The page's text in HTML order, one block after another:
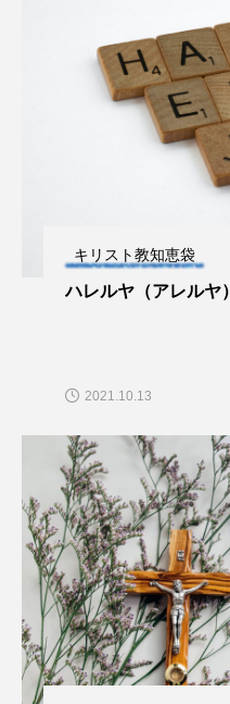
キリスト教知恵袋
ハレルヤ（アレルヤ
2021.10.13